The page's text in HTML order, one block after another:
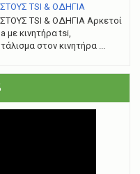
TSI & ΟΔΗΓΙΑ
TSI & ΟΔΗΓΙΑ Αρκετοί
με κινητήρα tsi,
στον κινητήρα ...